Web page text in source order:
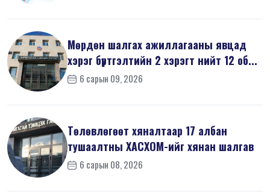
Мөрдөн шалгах ажиллагааны явцад
хэрэг бүртгэлтийн 2 хэрэгт нийт 12 об...
6 сарын 09, 2026
Төлөвлөгөөт хяналтаар 17 албан
тушаалтны ХАСХОМ-ийг хянан шалгав
6 сарын 08, 2026